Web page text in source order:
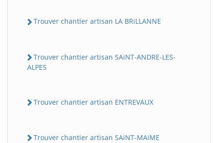
Trouver chantier artisan LA BRiLLANNE
Trouver chantier artisan SAiNT-ANDRE-LES-
ALPES
Trouver chantier artisan ENTREVAUX
Trouver chantier artisan SAiNT-MAiME